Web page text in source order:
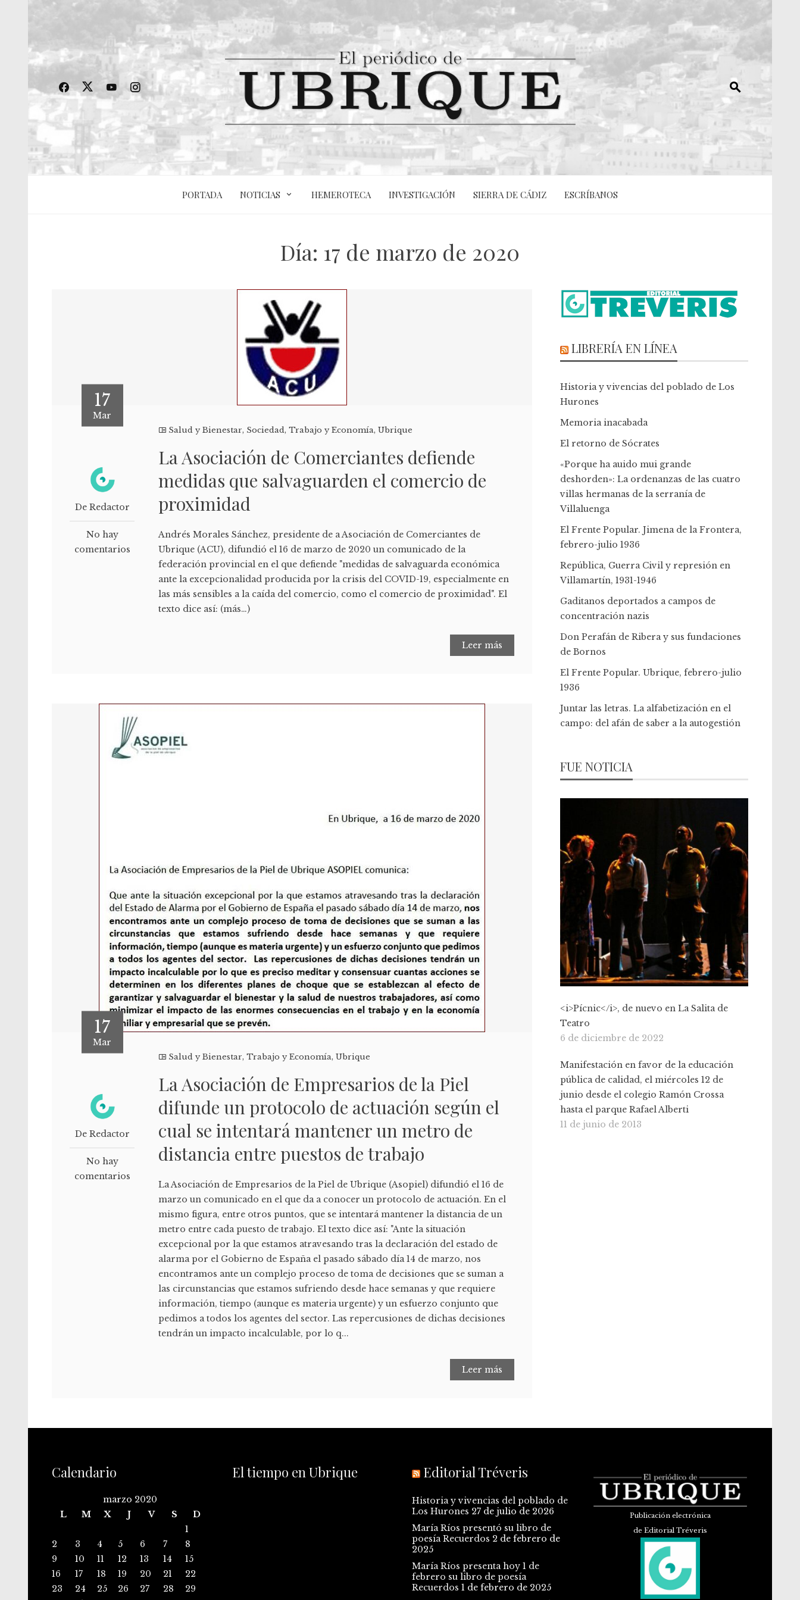
PORTADA NOTICIAS HEMEROTECA INVESTIGACIÓN SIERRA DE CÁDIZ ESCRÍBANOS
Día: 17 de marzo de 2020
17
Mar
De Redactor
No hay
comentarios
Salud y Bienestar, Sociedad,Trabajo y Economía,Ubrique
La Asociación de Comerciantes defiende
medidas que salvaguarden el comercio de
proximidad
Andrés Morales Sánchez, presidente de a Asociación de Comerciantes de
Ubrique (ACU), difundió el 16 de marzo de 2020 un comunicado de la
federación provincial en el que defiende "medidas de salvaguarda económica
ante la excepcionalidad producida por la crisis del COVID-19, especialmente en
las más sensibles a la caída del comercio, como el comercio de proximidad". El
texto dice así: (más…)
Leer más
17
Mar
De Redactor
No hay
comentarios
Salud y Bienestar,Trabajo y Economía,Ubrique
La Asociación de Empresarios de la Piel
difunde un protocolo de actuación según el
cual se intentará mantener un metro de
distancia entre puestos de trabajo
La Asociación de Empresarios de la Piel de Ubrique (Asopiel) difundió el 16 de
marzo un comunicado en el que da a conocer un protocolo de actuación. En el
mismo figura, entre otros puntos, que se intentará mantener la distancia de un
metro entre cada puesto de trabajo. El texto dice así: "Ante la situación
excepcional por la que estamos atravesando tras la declaración del estado de
alarma por el Gobierno de España el pasado sábado día 14 de marzo, nos
encontramos ante un complejo proceso de toma de decisiones que se suman a
las circunstancias que estamos sufriendo desde hace semanas y que requiere
información, tiempo (aunque es materia urgente) y un esfuerzo conjunto que
pedimos a todos los agentes del sector. Las repercusiones de dichas decisiones
tendrán un impacto incalculable, por lo q...
Leer más
LIBRERÍA EN LÍNEA
Historia y vivencias del poblado de Los
Hurones
Memoria inacabada
El retorno de Sócrates
«Porque ha auido mui grande
deshorden»: La ordenanzas de las cuatro
villas hermanas de la serranía de
Villaluenga
El Frente Popular. Jimena de la Frontera,
febrero-julio 1936
República, Guerra Civil y represión en
Villamartín, 1931-1946
Gaditanos deportados a campos de
concentración nazis
Don Perafán de Ribera y sus fundaciones
de Bornos
El Frente Popular. Ubrique, febrero-julio
1936
Juntar las letras. La alfabetización en el
campo: del afán de saber a la autogestión
FUE NOTICIA
<i>Pícnic</i>, de nuevo en La Salita de
Teatro
6 de diciembre de 2022
Manifestación en favor de la educación
pública de calidad, el miércoles 12 de
junio desde el colegio Ramón Crossa
hasta el parque Rafael Alberti
11 de junio de 2013
Calendario
marzo 2020
L
M X J V S
D
1
2
3 4 5 6 7
8
9
10 11 12 13 14
15
16
17 18 19 20 21
22
23
24 25 26 27 28
29
El tiempo en Ubrique Editorial Tréveris
Historia y vivencias del poblado de
Los Hurones 27 de julio de 2026
María Ríos presentó su libro de
poesía Recuerdos 2 de febrero de
2025
María Ríos presenta hoy 1 de
febrero su libro de poesía
Recuerdos 1 de febrero de 2025
Publicación electrónica
de Editorial Tréveris